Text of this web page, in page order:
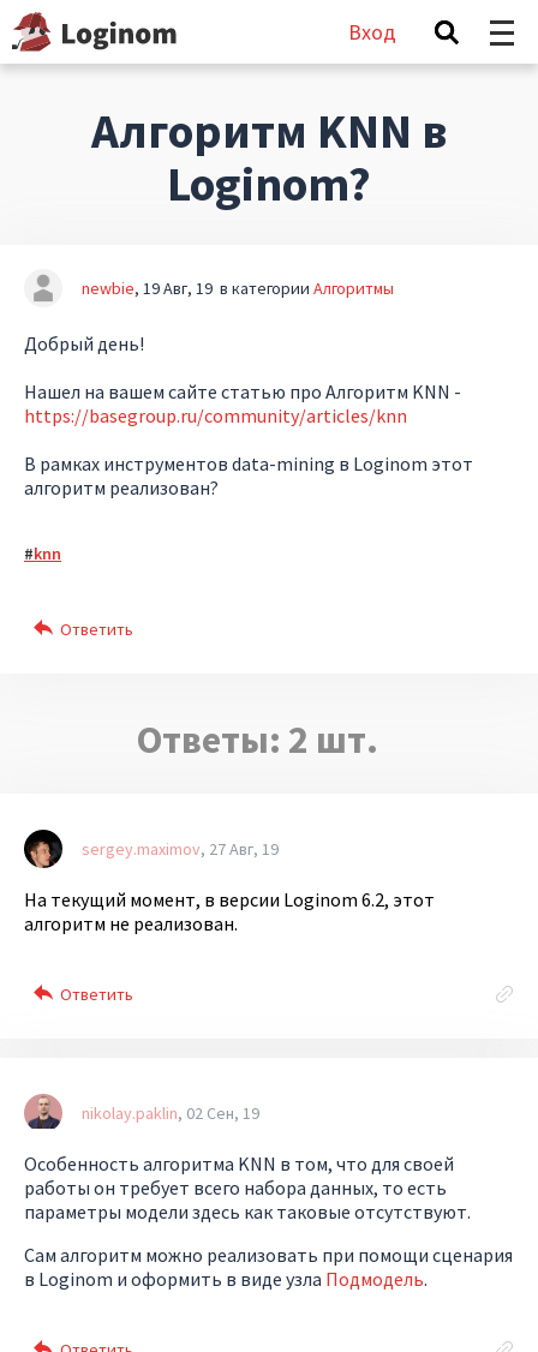
Вход
Алгоритм KNN в
Loginom?
newbie 19 Авг, 19 в категории Алгоритмы
Добрый день!
Нашел на вашем сайте статью про Алгоритм KNN -
https://basegroup.ru/community/articles/knn
В рамках инструментов data-mining в Loginom этот
алгоритм реализован?
knn
Ответы: 2 шт.
sergey.maximov 27 Авг, 19
На текущий момент, в версии Loginom 6.2, этот
алгоритм не реализован.
nikolay.paklin 02 Сен, 19
Особенность алгоритма KNN в том, что для своей
работы он требует всего набора данных, то есть
параметры модели здесь как таковые отсутствуют.
Сам алгоритм можно реализовать при помощи сценария
в Loginom и оформить в виде узла Подмодель.